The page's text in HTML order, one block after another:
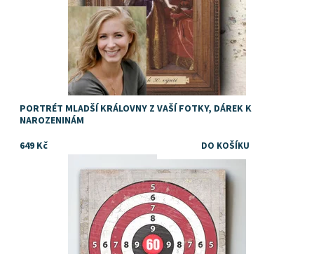
PORTRÉT MLADŠÍ KRÁLOVNY Z VAŠÍ FOTKY, DÁREK K
NAROZENINÁM
649 Kč
Skladem